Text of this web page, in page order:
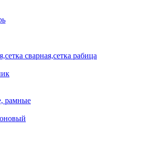
сварная,сетка рабица
рамные